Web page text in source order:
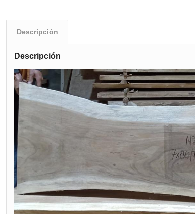
Descripción
Descripción